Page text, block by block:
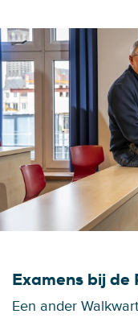
Examens bij de
Een ander